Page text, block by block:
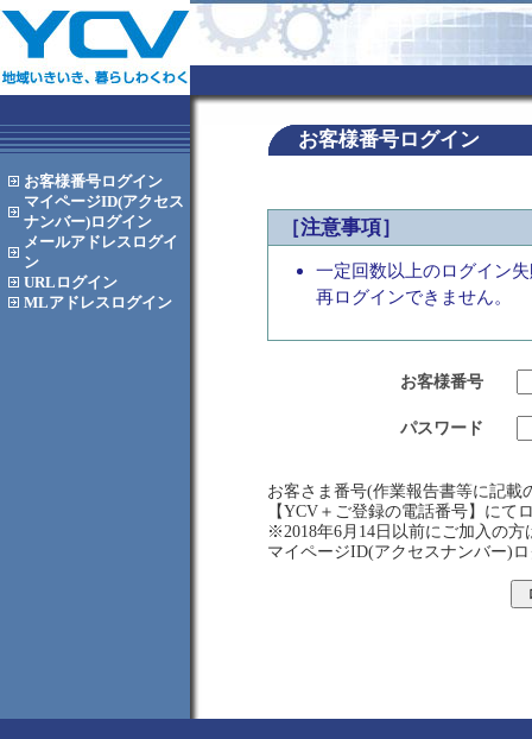
お客様番号ログイン
マイページID(アクセス
ナンバー)ログイン
メールアドレス ログイ
ン
URL ログイン
MLアドレス ログイン
お客様番号ログイン
［注意事項］
一定回数以上のログイン
再ログインできません。
お客様番号
パスワード
お客さま番号(作業報告書等に記載
【YCV＋ご登録の電話番号】にて
※2018年6月14日以前にご加入の
マイページID(アクセスナンバー)